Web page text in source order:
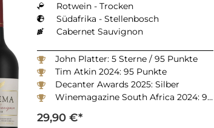
Rotwein - Trocken
Südafrika - Stellenbosch
Cabernet Sauvignon
John Platter: 5 Sterne / 95 Punkte
Tim Atkin 2024: 95 Punkte
Decanter Awards 2025: Silber
Winemagazine South Africa 2024: 92 Punkte
29,90 €*